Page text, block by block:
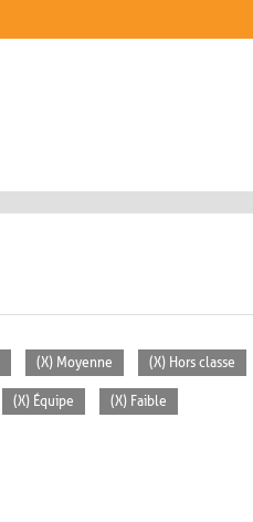
(X) Moyenne (X) Hors classe
(X) Équipe (X) Faible